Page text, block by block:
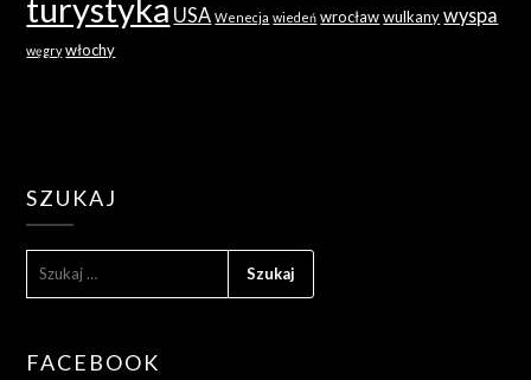
turystyka USA Wenecja wiedeń wrocław wulkany wyspa
węgry włochy
SZUKAJ
FACEBOOK